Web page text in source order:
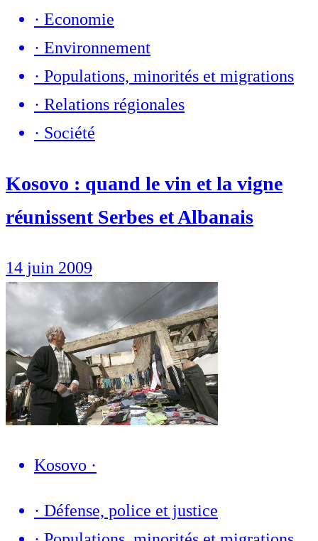
· Economie
· Environnement
· Populations, minorités et migrations
· Relations régionales
· Société
Kosovo : quand le vin et la vigne
réunissent Serbes et Albanais
14 juin 2009
Kosovo ·
· Défense, police et justice